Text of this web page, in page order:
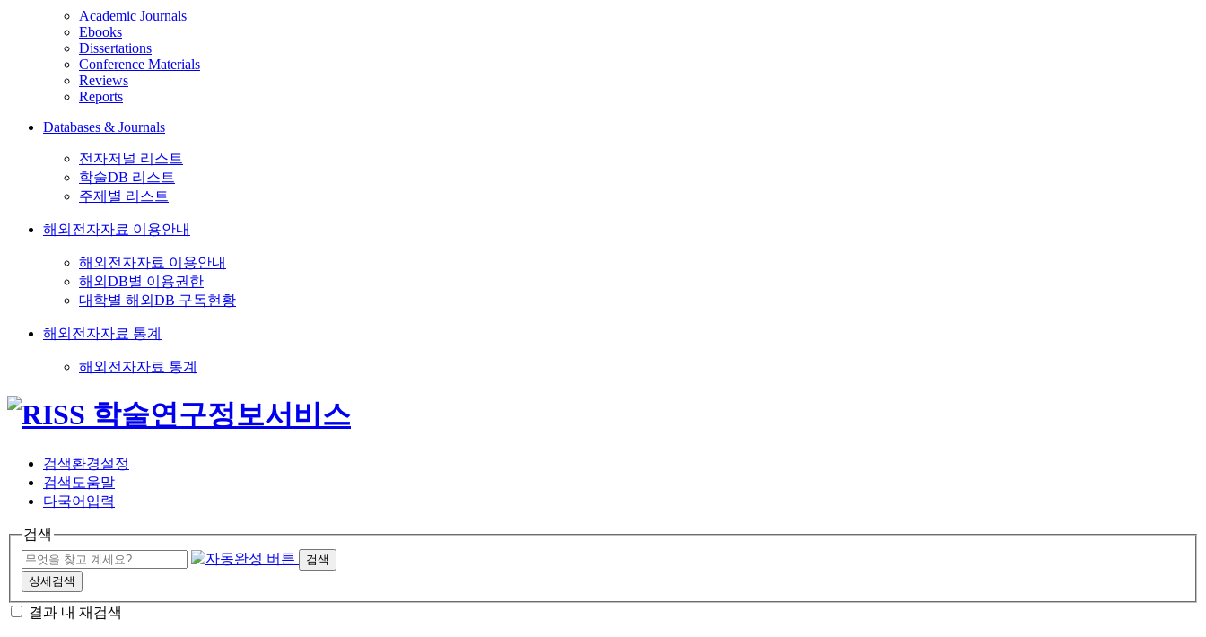
Academic Journals
Ebooks
Dissertations
Conference Materials
Reviews
Reports
Databases & Journals
전자저널 리스트
학술DB 리스트
주제별 리스트
해외전자자료 이용안내
해외전자자료 이용안내
해외DB별 이용권한
대학별 해외DB 구독현황
해외전자자료 통계
해외전자자료 통계
검색환경설정
검색도움말
다국어입력
검색
검색
상세검색
결과 내 재검색